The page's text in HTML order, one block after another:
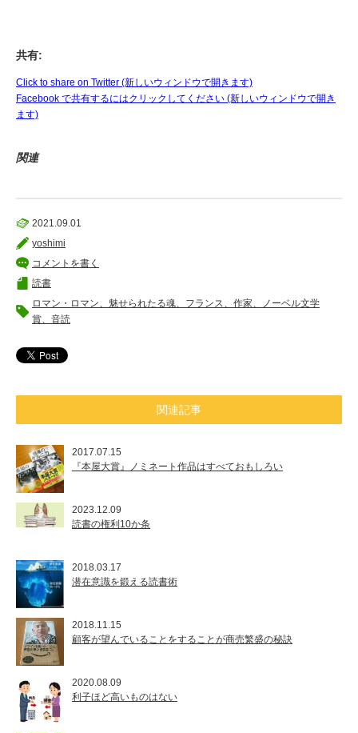
共有:
Click to share on Twitter (新しいウィンドウで開きます)
Facebook で共有するにはクリックしてください (新しいウィンドウで開き
ます)
関連
2021.09.01
yoshimi
コメントを書く
読書
ロマン・ロマン、魅せられたる魂、フランス、作家、ノーベル文学
賞、音読
関連記事
2017.07.15
『本屋大賞』ノミネート作品はすべておもしろい
2023.12.09
読書の権利10か条
2018.03.17
潜在意識を鍛える読書術
2018.11.15
顧客が望んでいることをすることが商売繁盛の秘訣
2020.08.09
利子ほど高いものはない